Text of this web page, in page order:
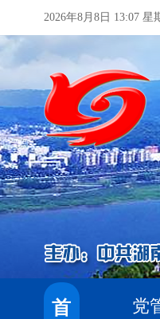
2026年8月8日 13:07 星
首
党